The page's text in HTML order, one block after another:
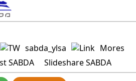
sabda_ylsa
Mores
SABDA Slideshare SABDA